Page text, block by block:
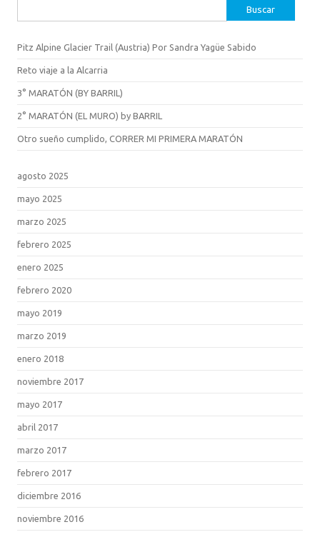
Pitz Alpine Glacier Trail (Austria) Por Sandra Yagüe Sabido
Reto viaje a la Alcarria
3° MARATÓN (BY BARRIL)
2° MARATÓN (EL MURO) by BARRIL
Otro sueño cumplido, CORRER MI PRIMERA MARATÓN
agosto 2025
mayo 2025
marzo 2025
febrero 2025
enero 2025
febrero 2020
mayo 2019
marzo 2019
enero 2018
noviembre 2017
mayo 2017
abril 2017
marzo 2017
febrero 2017
diciembre 2016
noviembre 2016